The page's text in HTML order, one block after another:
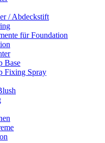
/ Abdeckstift
für Foundation
Base
Fixing Spray